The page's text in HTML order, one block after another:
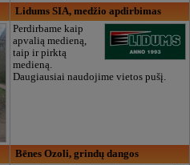
Lidums SIA, medžio apdirbimas
Perdirbame kaip
apvalią medieną,
taip ir pirktą
medieną.
Daugiausiai naudojime vietos pušį.
Bēnes Ozoli, grindų dangos